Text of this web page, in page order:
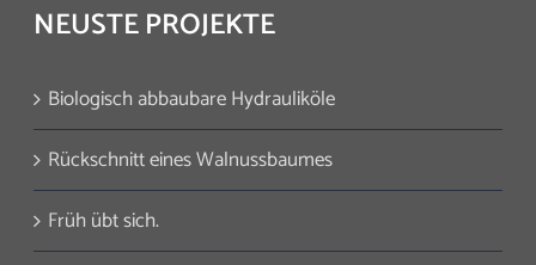
NEUSTE PROJEKTE
Biologisch abbaubare Hydrauliköle
Rückschnitt eines Walnussbaumes
Früh übt sich.